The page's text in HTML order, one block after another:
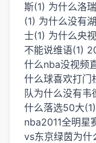
斯(1) 为什么洛
(1) 为什么没有
士(1) 为什么央
不能说维语(1)
什么nba没视频
什么球喜欢打门
队为什么没有韦
什么落选50大(1)
nba2011全明星
vs东京绿茵为什